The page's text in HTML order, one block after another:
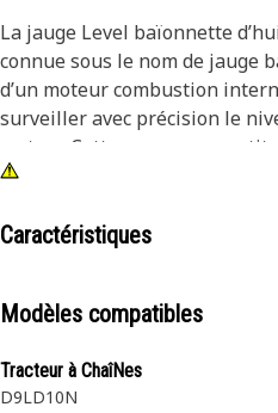
La jauge Level baïonnette
connue sous le nom de jauge
d’un moteur combustion
surveiller avec précision le
moteur. Cette mesure
correctement lubrifié, évitant
composé de matériaux solides
conditions de fonctionnement
Engine Stopped (Vérifier avec
niveau d’huile. Cela empêche
provoquer des inexactitudes
Caractéristiques
Modèles compatibles
Tracteur à ChaîNes
D9LD10N